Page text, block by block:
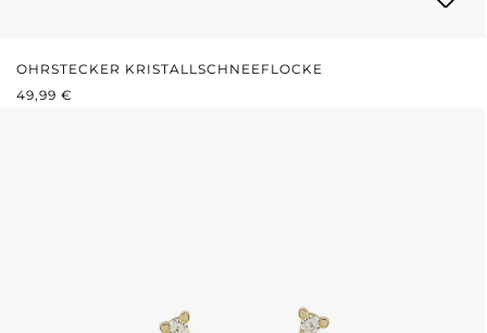
OHRSTECKER KRISTALLSCHNEEFLOCKE
REGULÄRER PREIS:
49,99 €